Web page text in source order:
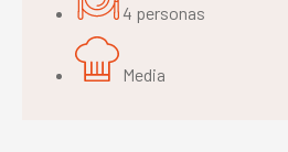
4 personas
Media